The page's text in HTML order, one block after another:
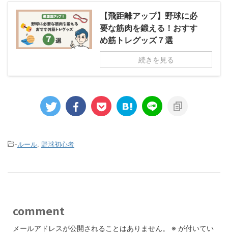
【飛距離アップ】野球に必
要な筋肉を鍛える！おすす
め筋トレグッズ７選
続きを見る
-ルール 野球初心者
comment
メールアドレスが公開されることはありません。 ※ が付いてい